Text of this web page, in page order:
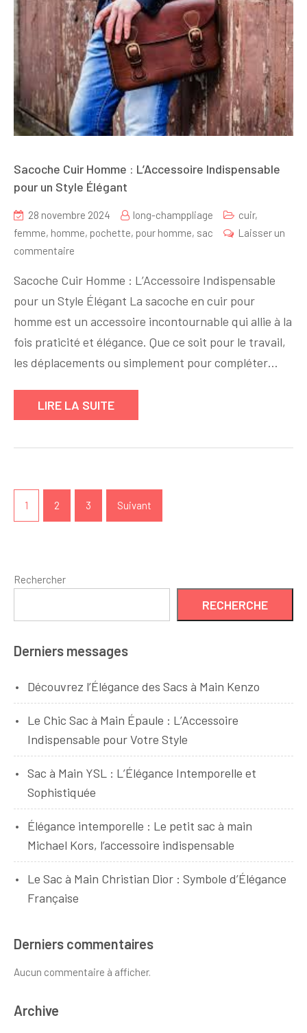
Sacoche Cuir Homme : L’Accessoire Indispensable
pour un Style Élégant
28 novembre 2024 long-champpliage cuir,
femme, homme, pochette, pour homme, sac
Laisser un
commentaire
Cuir
Homme
:
L’Accessoire
Indispensable
un
Style
Sacoche Cuir Homme : L’Accessoire Indispensable
pour un Style Élégant La sacoche en cuir pour
homme est un accessoire incontournable qui allie à la
fois praticité et élégance. Que ce soit pour le travail,
les déplacements ou simplement pour compléter…
LIRE LA SUITE
des
articles
1 2 3 Suivant
Rechercher
RECHERCHE
Derniers messages
Découvrez l’Élégance des Sacs à Main Kenzo
Le Chic Sac à Main Épaule : L’Accessoire
Indispensable pour Votre Style
Sac à Main YSL : L’Élégance Intemporelle et
Sophistiquée
Élégance intemporelle : Le petit sac à main
Michael Kors, l’accessoire indispensable
Le Sac à Main Christian Dior : Symbole d’Élégance
Française
Derniers commentaires
Aucun commentaire à afficher.
Archive